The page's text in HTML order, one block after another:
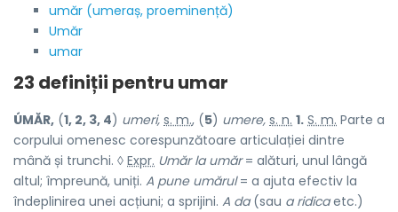
umăr (umeraș, proeminență)
Umăr
umar
23 definiții pentru umar
ÚMĂR, (1, 2, 3, 4) umeri, s. m., (5) umere, s. n. 1. S. m. Parte a
corpului omenesc corespunzătoare articulației dintre
mână și trunchi. ◊ Expr. Umăr la umăr= alături, unul lângă
altul; împreună, uniți. A pune umărul= a ajuta efectiv la
îndeplinirea unei acțiuni; a sprijini. A da(sau a ridicaetc.)